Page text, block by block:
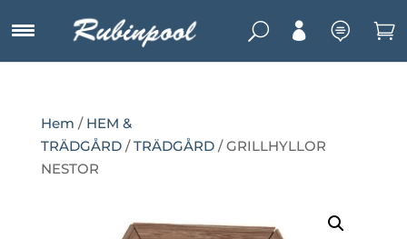
U   
Hem / HEM &
TRÄDGÅRD/TRÄDGÅRD/ GRILLHYLLOR
NESTOR